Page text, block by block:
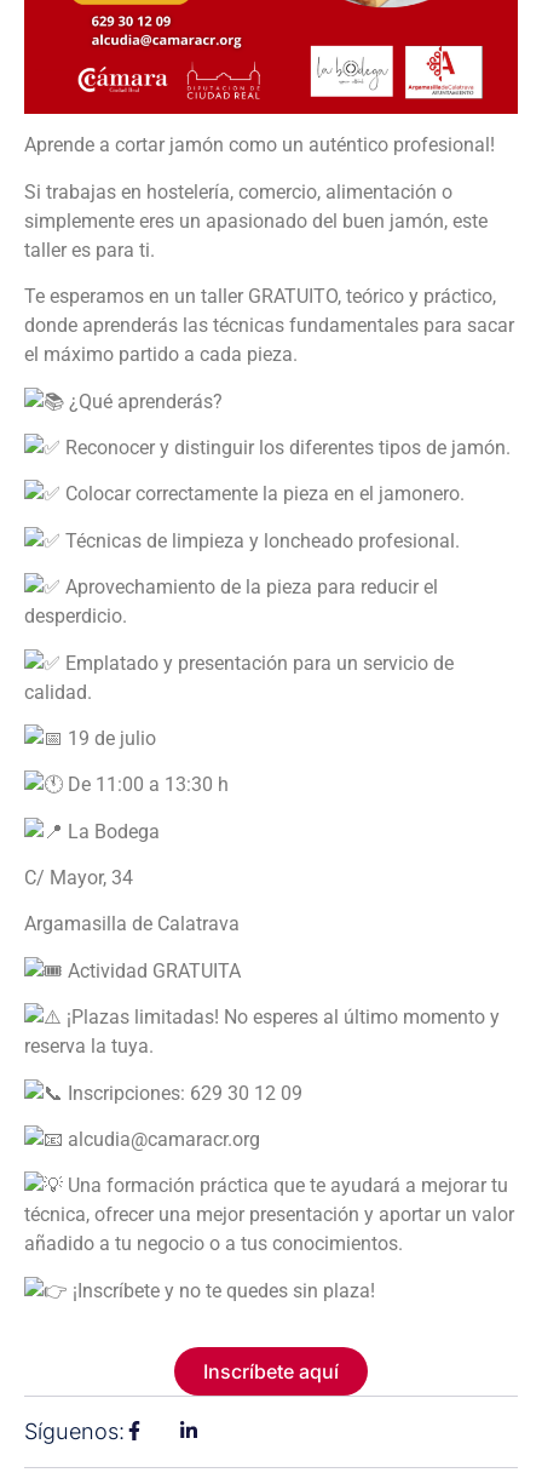
Aprende a cortar jamón como un auténtico profesional!
Si trabajas en hostelería, comercio, alimentación o
simplemente eres un apasionado del buen jamón, este
taller es para ti.
Te esperamos en un taller GRATUITO, teórico y práctico,
donde aprenderás las técnicas fundamentales para sacar
el máximo partido a cada pieza.
¿Qué aprenderás?
Reconocer y distinguir los diferentes tipos de jamón.
Colocar correctamente la pieza en el jamonero.
Técnicas de limpieza y loncheado profesional.
Aprovechamiento de la pieza para reducir el
desperdicio.
Emplatado y presentación para un servicio de
calidad.
19 de julio
De 11:00 a 13:30 h
La Bodega
C/ Mayor, 34
Argamasilla de Calatrava
Actividad GRATUITA
¡Plazas limitadas! No esperes al último momento y
reserva la tuya.
Inscripciones: 629 30 12 09
alcudia@camaracr.org
Una formación práctica que te ayudará a mejorar tu
técnica, ofrecer una mejor presentación y aportar un valor
añadido a tu negocio o a tus conocimientos.
¡Inscríbete y no te quedes sin plaza!
Inscríbete aquí
Síguenos: